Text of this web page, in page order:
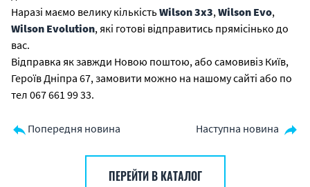
Наразі маємо велику кількістьWilson 3х3,Wilson Evo,
Wilson Evolution, які готові відправитись прямісінько до
вас.
Відправка як завжди Новою поштою, або самовивіз Київ,
Героїв Дніпра 67, замовити можно на нашому сайті або по
тел 067 661 99 33.
Попередня новина Наступна новина
ПЕРЕЙТИ В КАТАЛОГ